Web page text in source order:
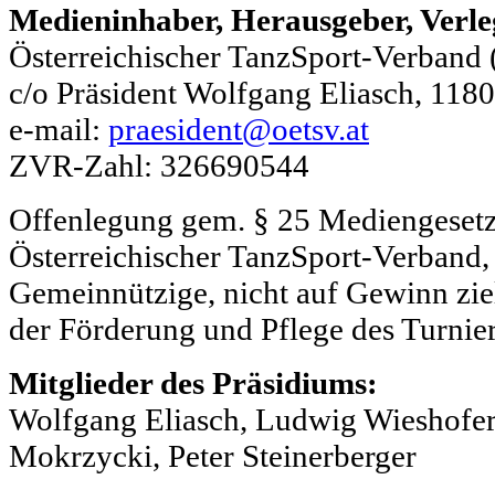
Medieninhaber, Herausgeber,
Österreichischer TanzSport-
c/o Präsident Wolfgang Eliasch,
e-mail: praesident@oetsv.at
ZVR-Zahl: 326690544
Offenlegung gem. § 25
Österreichischer TanzSport-
Gemeinnützige, nicht auf Gewinn
der Förderung und Pflege des
Mitglieder des Präsidiums:
Wolfgang Eliasch, Ludwig
Mokrzycki, Peter Steinerberger